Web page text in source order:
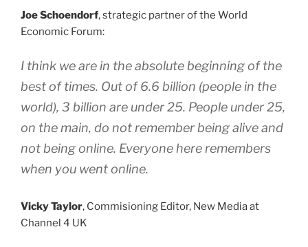
Joe Schoendorf, strategic partner of the World
Economic Forum:
I think we are in the absolute beginning of the
best of times. Out of 6.6 billion (people in the
world), 3 billion are under 25. People under 25,
on the main, do not remember being alive and
not being online. Everyone here remembers
when you went online.
Vicky Taylor, Commisioning Editor, New Media at
Channel 4 UK